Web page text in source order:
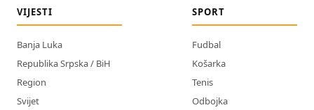
VIJESTI
Banja Luka
Republika Srpska / BiH
Region
Svijet
SPORT
Fudbal
Košarka
Tenis
Odbojka